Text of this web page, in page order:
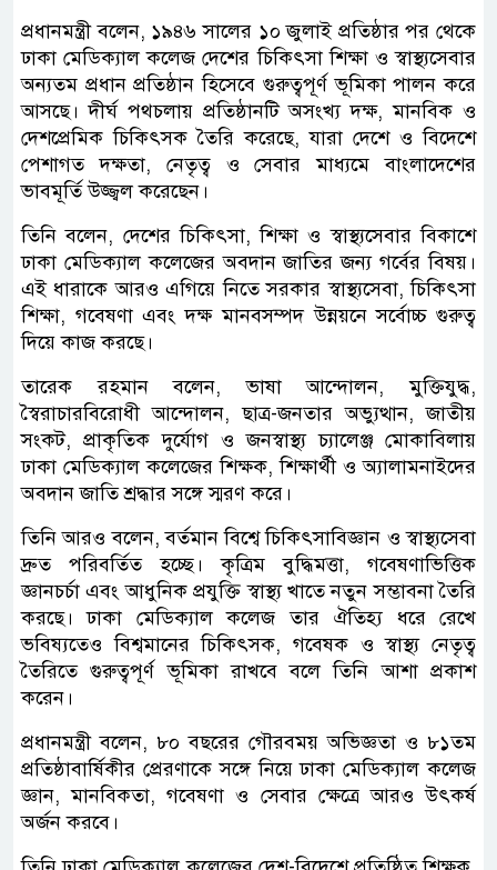
প্রধানমন্ত্রী বলেন, ১৯৪৬ সালের ১০ জুলাই প্রতিষ্ঠার পর থেকে
ঢাকা মেডিক্যাল কলেজ দেশের চিকিৎসা শিক্ষা ও স্বাস্থ্যসেবার
অন্যতম প্রধান প্রতিষ্ঠান হিসেবে গুরুত্বপূর্ণ ভূমিকা পালন করে
আসছে। দীর্ঘ পথচলায় প্রতিষ্ঠানটি অসংখ্য দক্ষ, মানবিক ও
দেশপ্রেমিক চিকিৎসক তৈরি করেছে, যারা দেশে ও বিদেশে
পেশাগত দক্ষতা, নেতৃত্ব ও সেবার মাধ্যমে বাংলাদেশের
ভাবমূর্তি উজ্জ্বল করেছেন।
তিনি বলেন, দেশের চিকিৎসা, শিক্ষা ও স্বাস্থ্যসেবার বিকাশে
ঢাকা মেডিক্যাল কলেজের অবদান জাতির জন্য গর্বের বিষয়।
এই ধারাকে আরও এগিয়ে নিতে সরকার স্বাস্থ্যসেবা, চিকিৎসা
শিক্ষা, গবেষণা এবং দক্ষ মানবসম্পদ উন্নয়নে সর্বোচ্চ গুরুত্ব
দিয়ে কাজ করছে।
তারেক রহমান বলেন, ভাষা আন্দোলন, মুক্তিযুদ্ধ,
স্বৈরাচারবিরোধী আন্দোলন, ছাত্র-জনতার অভ্যুত্থান, জাতীয়
সংকট, প্রাকৃতিক দুর্যোগ ও জনস্বাস্থ্য চ্যালেঞ্জ মোকাবিলায়
ঢাকা মেডিক্যাল কলেজের শিক্ষক, শিক্ষার্থী ও অ্যালামনাইদের
অবদান জাতি শ্রদ্ধার সঙ্গে স্মরণ করে।
তিনি আরও বলেন, বর্তমান বিশ্বে চিকিৎসাবিজ্ঞান ও স্বাস্থ্যসেবা
দ্রুত পরিবর্তিত হচ্ছে। কৃত্রিম বুদ্ধিমত্তা, গবেষণাভিত্তিক
জ্ঞানচর্চা এবং আধুনিক প্রযুক্তি স্বাস্থ্য খাতে নতুন সম্ভাবনা তৈরি
করছে। ঢাকা মেডিক্যাল কলেজ তার ঐতিহ্য ধরে রেখে
ভবিষ্যতেও বিশ্বমানের চিকিৎসক, গবেষক ও স্বাস্থ্য নেতৃত্ব
তৈরিতে গুরুত্বপূর্ণ ভূমিকা রাখবে বলে তিনি আশা প্রকাশ
করেন।
প্রধানমন্ত্রী বলেন, ৮০ বছরের গৌরবময় অভিজ্ঞতা ও ৮১তম
প্রতিষ্ঠাবার্ষিকীর প্রেরণাকে সঙ্গে নিয়ে ঢাকা মেডিক্যাল কলেজ
জ্ঞান, মানবিকতা, গবেষণা ও সেবার ক্ষেত্রে আরও উৎকর্ষ
অর্জন করবে।